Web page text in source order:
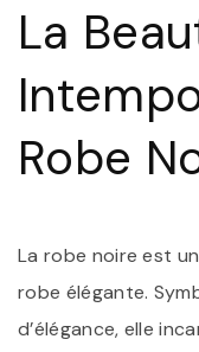
La
Robe
La robe noire est
robe élégante.
d’élégance, elle